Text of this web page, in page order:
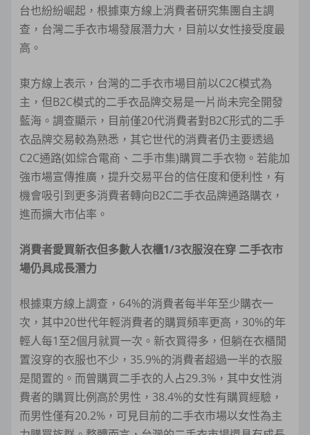
台也紛紛崛起，根據東方線上消費者研究集團自主調
查，台灣二手衣市場發展潛力大，目前以女性接受度最
高。
東方線上表示，台灣的二手衣市場目前以C2C模式為
主，但B2C模式的二手衣品牌交易是一片尚未完全開發
藍海。調查顯示，目前僅20代消費者對B2C形式的二手
衣品牌交易較為熟悉，其它世代的消費者仍主要透過
C2C通路(如綜合電商、二手市集)購買二手衣物。若能加
強市場宣傳推廣，提升交易平台的信任度和便利性，有
機會吸引到更多消費者轉向B2C二手衣品牌通路購衣，
進而擴大市佔率。
消費者愛買新衣但多數人衣櫃1/3衣服沒在穿 二手衣市
場仍具成長潛力
根據東方線上調查，64%的消費者每半年至少購衣一
次，其中20世代年輕消費者的購買頻率更高，30%的年
輕人每1至2個月就買一次。新衣買得多，但躺在衣櫃閒
置沒穿的衣服也不少，35.9%的消費者超過一半的衣服
是閒置的。而曾購買二手衣的人占29.3%，其中女性消
費者的購買比例高於男性，38.4%的女性有購買經驗，
而男性僅有20.2%，可見目前的二手衣市場以女性為主